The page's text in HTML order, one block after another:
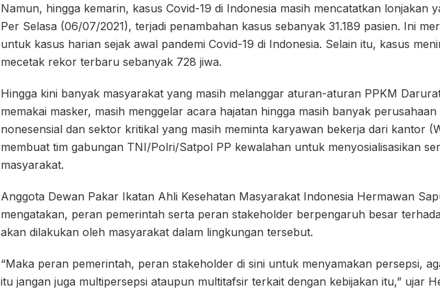
Namun, hingga kemarin, kasus Covid-19 di Indonesia masih mencatatkan lonjakan
Per Selasa (06/07/2021), terjadi penambahan kasus sebanyak 31.189 pasien. Ini
untuk kasus harian sejak awal pandemi Covid-19 di Indonesia. Selain itu, kasus
mecetak rekor terbaru sebanyak 728 jiwa.
Hingga kini banyak masyarakat yang masih melanggar aturan-aturan PPKM
memakai masker, masih menggelar acara hajatan hingga masih banyak
nonesensial dan sektor kritikal yang masih meminta karyawan bekerja dari kantor
membuat tim gabungan TNI/Polri/Satpol PP kewalahan untuk menyosialisasikan
masyarakat.
Anggota Dewan Pakar Ikatan Ahli Kesehatan Masyarakat Indonesia Hermawan
mengatakan, peran pemerintah serta peran stakeholder berpengaruh besar
akan dilakukan oleh masyarakat dalam lingkungan tersebut.
“Maka peran pemerintah, peran stakeholder di sini untuk menyamakan persepsi,
itu jangan juga multipersepsi ataupun multitafsir terkait dengan kebijakan itu,” ujar